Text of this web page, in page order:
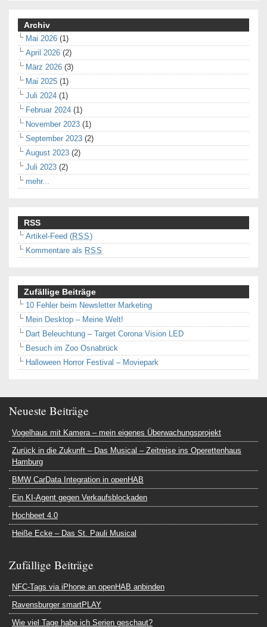
Archiv
Mai 2026 (1)
April 2026 (2)
März 2026 (3)
Mai 2025 (1)
Juli 2024 (1)
Februar 2024 (1)
November 2023 (1)
September 2023 (2)
August 2023 (2)
Juli 2023 (2)
mehr...
RSS
Artikel-Feed (RSS)
Kommentare als RSS
Zufällige Beiträge
10 Fehler beim Newsletter Marketing
Mein Desktop – Meine Welt!
Dart Beleuchtung – Target Corona Vision LED
Besuch im Zoo Osnabrück
Halloween Horror Festival – Moviepark
Neueste Beiträge
Vogelhaus mit Kamera – mein eigenes Überwachungsprojekt
Zurück in die Zukunft – Das Musical – Zeitreise ins Operettenhaus
Hamburg
BMW CarData Integration in openHAB
Ein KI-Agent gegen Verkaufsblockaden
Hochbeet 4.0
Heiße Ecke – Das St. Pauli Musical
Zufällige Beiträge
NFC-Tags via iPhone an openHAB anbinden
Ravensburger smartPLAY
Wie viel Tage habe ich Serien geschaut?